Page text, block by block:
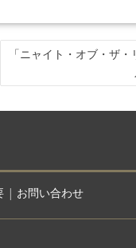
「ニャイト・オブ・ザ
| お問い合わせ